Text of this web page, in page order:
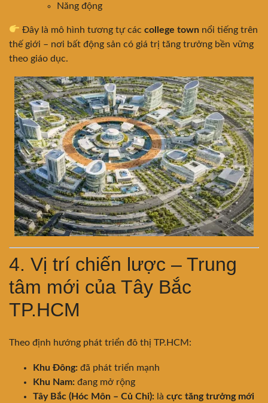
Năng động
Đây là mô hình tương tự cáccollege town nổi tiếng trên
thế giới – nơi bất động sản có giá trị tăng trưởng bền vững
theo giáo dục.
4. Vị trí chiến lược – Trung
tâm mới của Tây Bắc
TP.HCM
Theo định hướng phát triển đô thị TP.HCM:
Khu Đông: đã phát triển mạnh
Khu Nam: đang mở rộng
Tây Bắc (Hóc Môn – Củ Chi): là cực tăng trưởng mới